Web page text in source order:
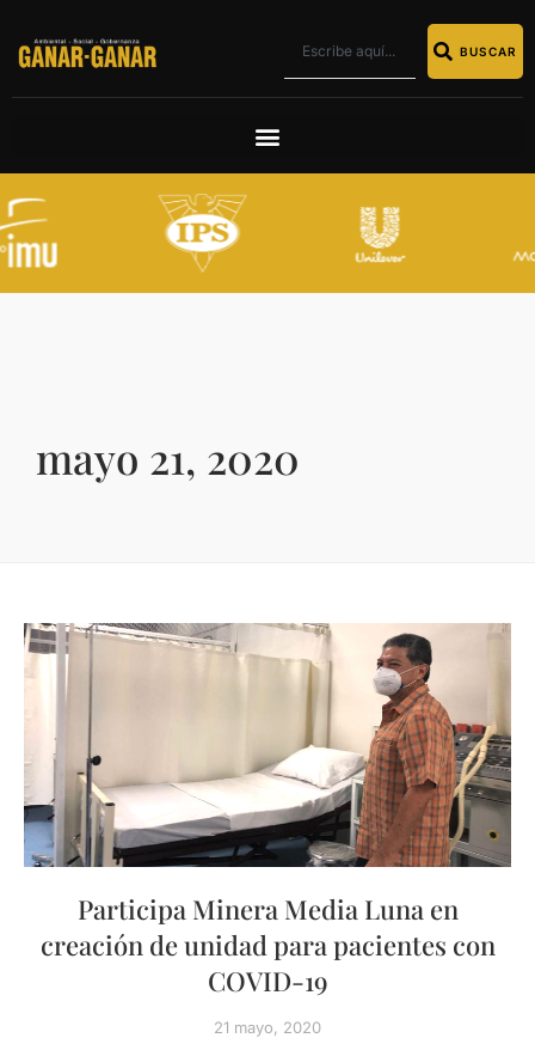
BUSCAR
mayo 21, 2020
Participa Minera Media Luna en
creación de unidad para pacientes con
COVID-19
21 mayo, 2020